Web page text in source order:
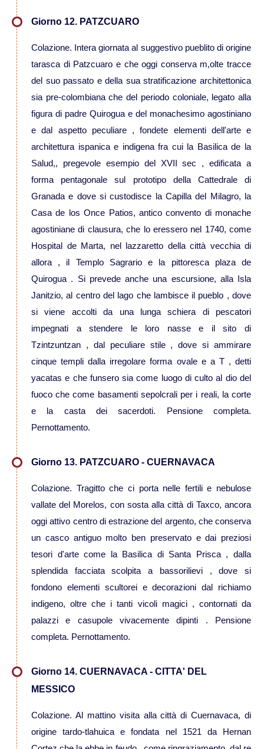
Giorno 12. PATZCUARO
Colazione. Intera giornata al suggestivo pueblito di origine
tarasca di Patzcuaro e che oggi conserva m,olte tracce
del suo passato e della sua stratificazione architettonica
sia pre-colombiana che del periodo coloniale, legato alla
figura di padre Quirogua e del monachesimo agostiniano
e dal aspetto peculiare , fondete elementi dell'arte e
architettura ispanica e indigena fra cui la Basilica de la
Salud,, pregevole esempio del XVII sec , edificata a
forma pentagonale sul prototipo della Cattedrale di
Granada e dove si custodisce la Capilla del Milagro, la
Casa de los Once Patios, antico convento di monache
agostiniane di clausura, che lo eressero nel 1740, come
Hospital de Marta, nel lazzaretto della città vecchia di
allora , il Templo Sagrario e la pittoresca plaza de
Quirogua . Si prevede anche una escursione, alla Isla
Janitzio, al centro del lago che lambisce il pueblo , dove
si viene accolti da una lunga schiera di pescatori
impegnati a stendere le loro nasse e il sito di
Tzintzuntzan , dal peculiare stile , dove si ammirare
cinque templi dalla irregolare forma ovale e a T , detti
yacatas e che funsero sia come luogo di culto al dio del
fuoco che come basamenti sepolcrali per i reali, la corte
e la casta dei sacerdoti. Pensione completa.
Pernottamento.
Giorno 13. PATZCUARO - CUERNAVACA
Colazione. Tragitto che ci porta nelle fertili e nebulose
vallate del Morelos, con sosta alla città di Taxco, ancora
oggi attivo centro di estrazione del argento, che conserva
un casco antiguo molto ben preservato e dai preziosi
tesori d'arte come la Basilica di Santa Prisca , dalla
splendida facciata scolpita a bassorilievi , dove si
fondono elementi scultorei e decorazioni dal richiamo
indigeno, oltre che i tanti vicoli magici , contornati da
palazzi e casupole vivacemente dipinti . Pensione
completa. Pernottamento.
Giorno 14. CUERNAVACA - CITTA' DEL
MESSICO
Colazione. Al mattino visita alla città di Cuernavaca, di
origine tardo-tlahuica e fondata nel 1521 da Hernan